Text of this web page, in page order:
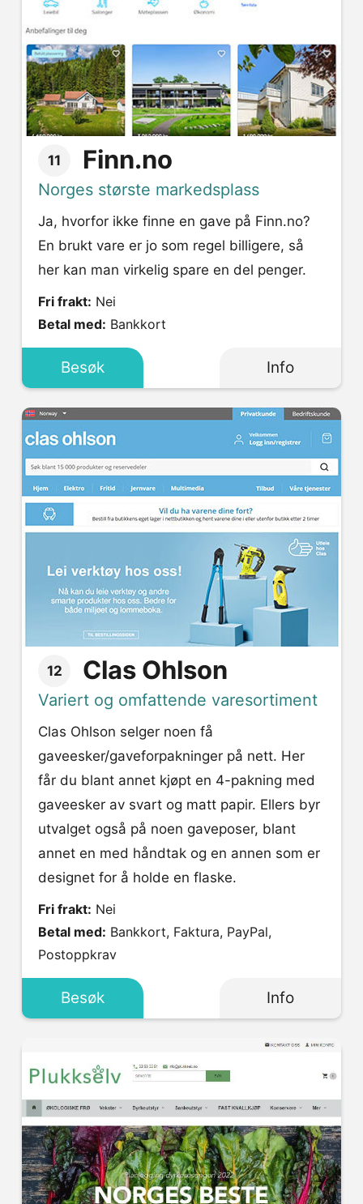
11 Finn.no
Norges største markedsplass
Ja, hvorfor ikke finne en gave på Finn.no?
En brukt vare er jo som regel billigere, så
her kan man virkelig spare en del penger.
Fri frakt: Nei
Betal med: Bankkort
Besøk Info
12 Clas Ohlson
Variert og omfattende varesortiment
Clas Ohlson selger noen få
gaveesker/gaveforpakninger på nett. Her
får du blant annet kjøpt en 4-pakning med
gaveesker av svart og matt papir. Ellers byr
utvalget også på noen gaveposer, blant
annet en med håndtak og en annen som er
designet for å holde en flaske.
Fri frakt: Nei
Betal med:
Postoppkrav
Besøk Info